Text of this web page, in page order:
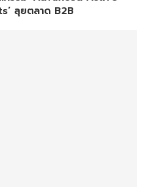
ลุยตลาด B2B